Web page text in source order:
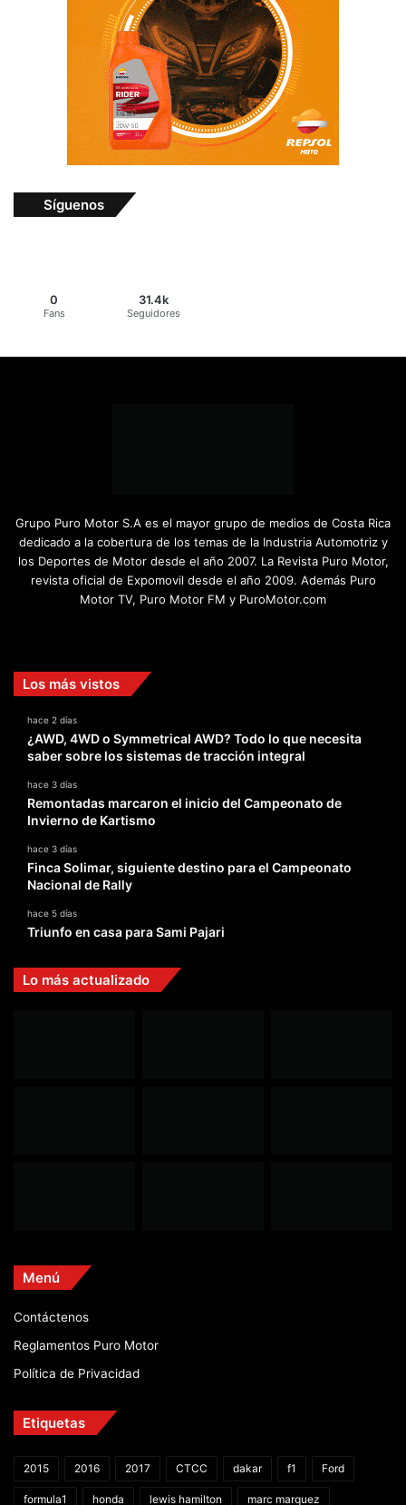
Síguenos
0
Fans
31.4k
Seguidores
Grupo Puro Motor S.A es el mayor grupo de medios de Costa Rica
dedicado a la cobertura de los temas de la Industria Automotriz y
los Deportes de Motor desde el año 2007. La Revista Puro Motor,
revista oficial de Expomovil desde el año 2009. Además Puro
Motor TV, Puro Motor FM y PuroMotor.com
Los más vistos
hace 2 días
¿AWD, 4WD o Symmetrical AWD? Todo lo que necesita
saber sobre los sistemas de tracción integral
hace 3 días
Remontadas marcaron el inicio del Campeonato de
Invierno de Kartismo
hace 3 días
Finca Solimar, siguiente destino para el Campeonato
Nacional de Rally
hace 5 días
Triunfo en casa para Sami Pajari
Lo más actualizado
Menú
Contáctenos
Reglamentos Puro Motor
Política de Privacidad
Etiquetas
2015 2016 2017 CTCC dakar f1 Ford
formula1 honda lewis hamilton marc marquez